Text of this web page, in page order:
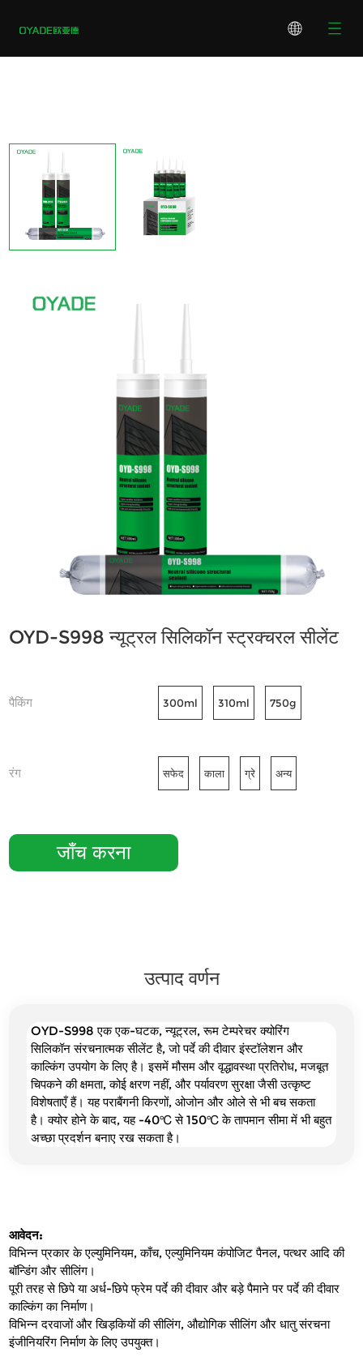
OYD-S998 न्यूट्रल सिलिकॉन स्ट्रक्चरल सीलेंट
पैकिंग 300ml 310ml 750g
रंग सफेद काला ग्रे अन्य
जाँच करना
उत्पाद वर्णन
OYD-S998 एक एक-घटक, न्यूट्रल, रूम टेम्परेचर क्योरिंग
सिलिकॉन संरचनात्मक सीलेंट है, जो पर्दे की दीवार इंस्टॉलेशन और
काल्किंग उपयोग के लिए है। इसमें मौसम और वृद्धावस्था प्रतिरोध, मजबूत
चिपकने की क्षमता, कोई क्षरण नहीं, और पर्यावरण सुरक्षा जैसी उत्कृष्ट
विशेषताएँ हैं। यह पराबैंगनी किरणों, ओजोन और ओले से भी बच सकता
है। क्योर होने के बाद, यह -40℃ से 150℃ के तापमान सीमा में भी बहुत
अच्छा प्रदर्शन बनाए रख सकता है।
आवेदन:
विभिन्न प्रकार के एल्युमिनियम, काँच, एल्युमिनियम कंपोजिट पैनल, पत्थर आदि की
बॉन्डिंग और सीलिंग।
पूरी तरह से छिपे या अर्ध-छिपे फ्रेम पर्दे की दीवार और बड़े पैमाने पर पर्दे की दीवार
काल्किंग का निर्माण।
विभिन्न दरवाजों और खिड़कियों की सीलिंग, औद्योगिक सीलिंग और धातु संरचना
इंजीनियरिंग निर्माण के लिए उपयुक्त।